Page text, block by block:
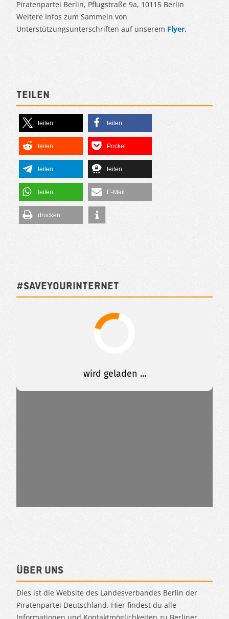
Piratenpartei Berlin, Pflugstraße 9a, 10115 Berlin
Weitere Infos zum Sammeln von
Unterstützungsunterschriften auf unserem Flyer.
Teilen
teilen teilen
teilen Pocket
teilen teilen
teilen E-Mail
drucken
#SAVEYOURINTERNET
Über uns
Dies ist die Website des Landesverbandes Berlin der
Piratenpartei Deutschland. Hier findest du alle